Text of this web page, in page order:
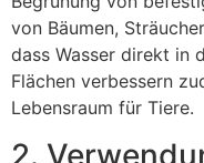
von Bäumen,
dass Wasser direkt in
Flächen verbessern
Lebensraum für Tiere.
2.